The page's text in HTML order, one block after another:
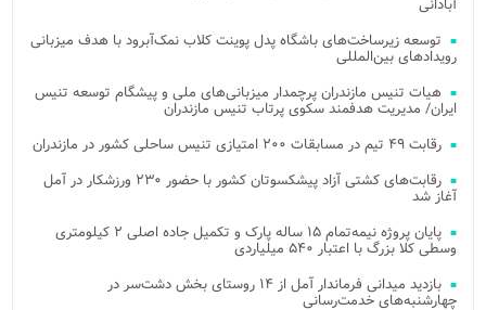
آبادانی
توسعه زیرساخت‌های باشگاه پدل پوینت کلاب نمک‌آبرود با هدف میزبانی
رویدادهای بین‌المللی
هیات تنیس مازندران پرچمدار میزبانی‌های ملی و پیشگام توسعه تنیس
ایران/ مدیریت هدفمند سکوی پرتاب تنیس مازندران
رقابت ۴۹ تیم در مسابقات ۲۰۰ امتیازی تنیس ساحلی کشور در مازندران
رقابت‌های کشتی آزاد پیشکسوتان کشور با حضور ۲۳۰ ورزشکار در آمل
آغاز شد
پایان پروژه نیمه‌تمام ۱۵ ساله پارک و تکمیل جاده اصلی ۲ کیلومتری
وسطی کلا بزرگ با اعتبار ۵۴۰ میلیاردی
بازدید میدانی فرماندار آمل از ۱۴ روستای بخش دشت‌سر در
چهارشنبه‌های خدمت‌رسانی